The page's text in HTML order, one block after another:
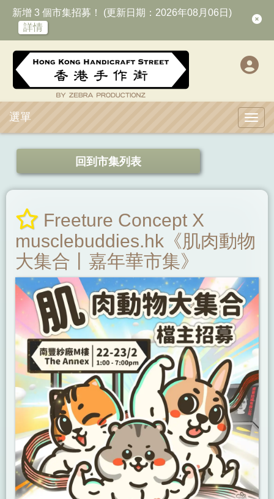
新增 3 個市集招募！ (更新日期：2026年08月06日)
詳情
選單
回到市集列表
Freeture Concept X
musclebuddies.hk《肌肉動物
大集合⼁嘉年華市集》